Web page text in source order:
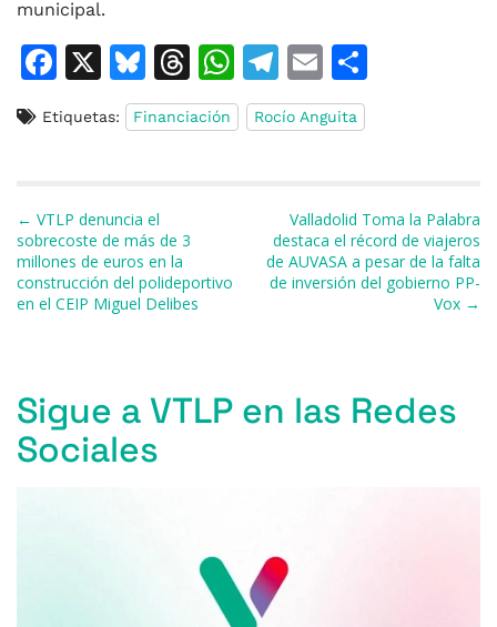
municipal.
F
c
b
o
o
k
X
Bl
u
e
k
y
T
h
re
W
h
at
T
el
e
a
m
E
m
ai
ar
ti
r
Etiquetas: Financiación Rocío Anguita
Navegación de entradas
← VTLP denuncia el
sobrecoste de más de 3
millones de euros en la
construcción del polideportivo
en el CEIP Miguel Delibes
Valladolid Toma la Palabra
destaca el récord de viajeros
de AUVASA a pesar de la falta
de inversión del gobierno PP-
Vox →
Sigue a VTLP en las Redes
Sociales